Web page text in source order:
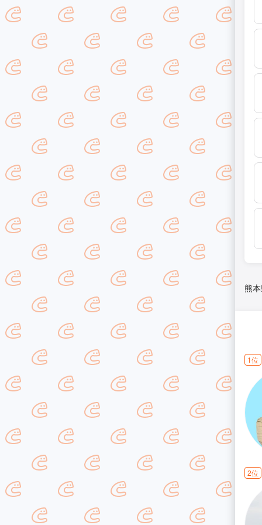
熊
1位
2位